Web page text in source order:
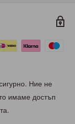
Ние не
имаме достъп